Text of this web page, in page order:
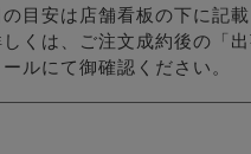
目安は店舗看板の下に記載
くは、ご注文成約後の「
ルにて御確認ください。